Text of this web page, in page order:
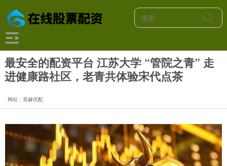
最安全的配资平台 江苏大学 “管院之青” 走
进健康路社区，老青共体验宋代点茶
网站：英赫优配